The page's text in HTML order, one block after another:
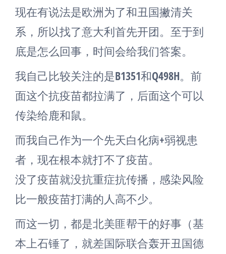
现在有说法是欧洲为了和丑国撇清关
系，所以找了意大利首先开团。至于到
底是怎么回事，时间会给我们答案。
我自己比较关注的是B1351和Q498H。前
面这个抗疫苗都拉满了，后面这个可以
传染给鹿和鼠。
而我自己作为一个先天白化病+弱视患
者，现在根本就打不了疫苗。
没了疫苗就没抗重症抗传播，感染风险
比一般疫苗打满的人高不少。
而这一切，都是北美匪帮干的好事（基
本上石锤了，就差国际联合轰开丑国德